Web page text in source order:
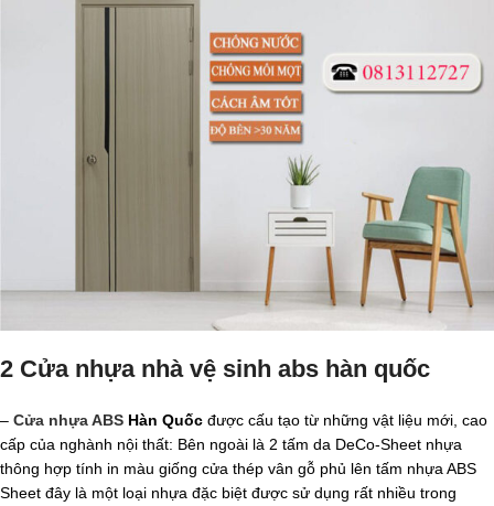
2 Cửa nhựa nhà vệ sinh abs hàn quốc
– Cửa nhựa ABS Hàn Quốc được cấu tạo từ những vật liệu mới, cao
cấp của nghành nội thất: Bên ngoài là 2 tấm da DeCo-Sheet nhựa
thông hợp tính in màu giống cửa thép vân gỗ phủ lên tấm nhựa ABS
Sheet đây là một loại nhựa đặc biệt được sử dụng rất nhiều trong